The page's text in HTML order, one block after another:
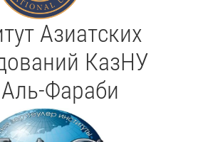
Азиатских
КазНУ
Фараби